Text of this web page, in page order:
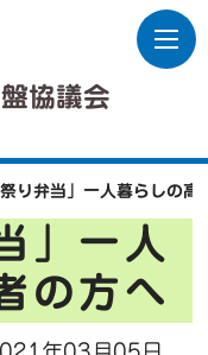
協議会
祭り弁当」一人暮らしの高
」一人
の方へ